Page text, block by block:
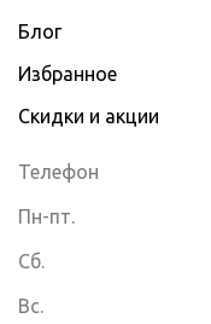
Блог
Избранное
Скидки и акции
Телефон
Пн-пт.
Сб.
Вс.